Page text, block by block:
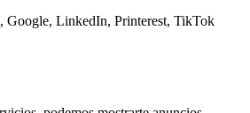
Google, LinkedIn, Printerest, TikTok